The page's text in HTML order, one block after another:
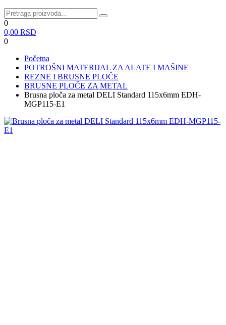
0
0,00 RSD
0
Početna
POTROŠNI MATERIJAL ZA ALATE I MAŠINE
REZNE I BRUSNE PLOČE
BRUSNE PLOČE ZA METAL
Brusna ploča za metal DELI Standard 115x6mm EDH-
MGP115-E1